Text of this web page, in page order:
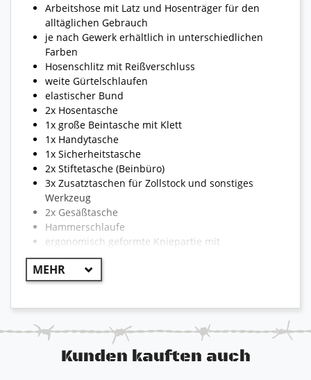
Arbeitshose mit Latz und Hosenträger für den
alltäglichen Gebrauch
je nach Gewerk erhältlich in unterschiedlichen
Farben
Hosenschlitz mit Reißverschluss
weite Gürtelschlaufen
elastischer Bund
2x Hosentasche
1x große Beintasche mit Klett
1x Handytasche
1x Sicherheitstasche
2x Stiftetasche (Beinbüro)
3x Zusatztaschen für Zollstock und sonstiges
Werkzeug
2x Gesäßtasche
Hammerschlaufe
ergonomisch geformte Kniepartie mit
Dehneinsatz
Kniepolstertaschen mit Klett
sichtbares Engelbert Strauss Logo
!! WICHTIG !!Kunden kauften auch